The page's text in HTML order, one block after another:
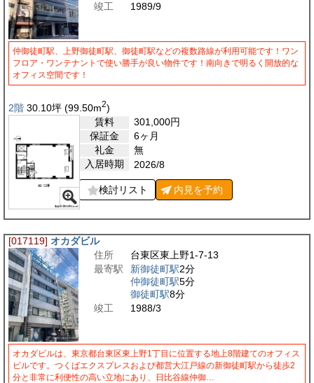
竣工
1989/9
仲御徒町駅、上野御徒町駅、御徒町駅などの複数路線が利用可能です！ワン
フロア・ワンテナントで使い勝手が良い物件です！南向きで明るく開放的な
オフィス空間です！
2階 30.10坪 (99.50m2)
賃料
301,000円
保証金
6ヶ月
礼金
無
入居時期
2026/8
検討リスト 内見を予約
[017119] オカダビル
住所
台東区東上野1-7-13
最寄駅
新御徒町駅2分
仲御徒町駅5分
御徒町駅8分
竣工
1988/3
オカダビルは、東京都台東区東上野1丁目に位置する地上8階建てのオフィス
ビルです。つくばエクスプレスおよび都営大江戸線の新御徒町駅から徒歩2
分と非常に利便性の高い立地にあり、日比谷線仲御…